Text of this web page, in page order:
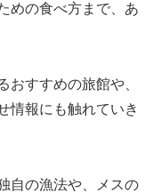
めの食べ方まで、あ
おすすめの旅館や、
情報にも触れていき
自の漁法や、メスの